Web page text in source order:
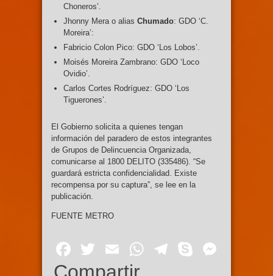
Choneros’.
Jhonny Mera o alias Chumado: GDO ‘C.
Moreira’:
Fabricio Colon Pico: GDO ‘Los Lobos’.
Moisés Moreira Zambrano: GDO ‘Loco
Ovidio’.
Carlos Cortes Rodríguez: GDO ‘Los
Tiguerones’.
El Gobierno solicita a quienes tengan
información del paradero de estos integrantes
de Grupos de Delincuencia Organizada,
comunicarse al 1800 DELITO (335486). “Se
guardará estricta confidencialidad. Existe
recompensa por su captura”, se lee en la
publicación.
FUENTE METRO
Facebook
Twitter
EmailWhatsApp
Telegram
Skype